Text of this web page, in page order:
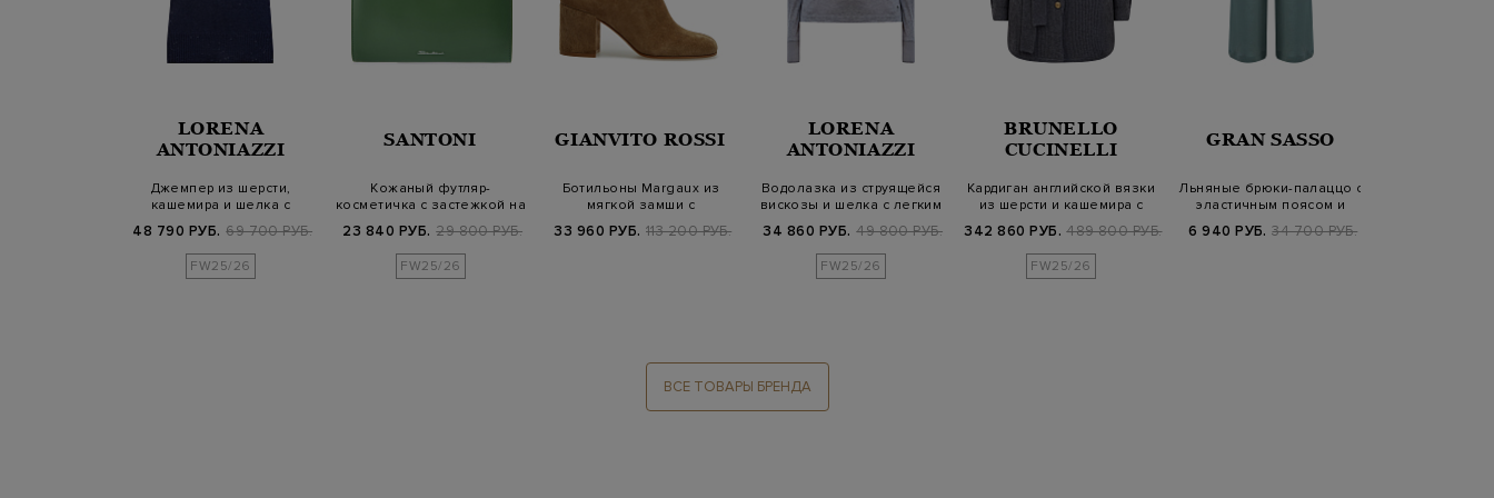
LORENA
ANTONIAZZI
Джемпер из шерсти,
кашемира и шелка с
48 790 РУБ. 69 700 РУБ.
FW25/26
SANTONI
Кожаный футляр-
косметичка с застежкой на
23 840 РУБ. 29 800 РУБ.
FW25/26
GIANVITO ROSSI
Ботильоны Margaux из
мягкой замши с
33 960 РУБ. 113 200 РУБ.
LORENA
ANTONIAZZI
Водолазка из струящейся
вискозы и шелка с легким
34 860 РУБ. 49 800 РУБ.
FW25/26
BRUNELLO
CUCINELLI
Кардиган английской вязки
из шерсти и кашемира с
342 860 РУБ. 489 800 РУБ.
FW25/26
GRAN SASSO
Льняные брюки-палаццо с
эластичным поясом и
6 940 РУБ. 34 700 РУБ.
ВСЕ ТОВАРЫ БРЕНДА